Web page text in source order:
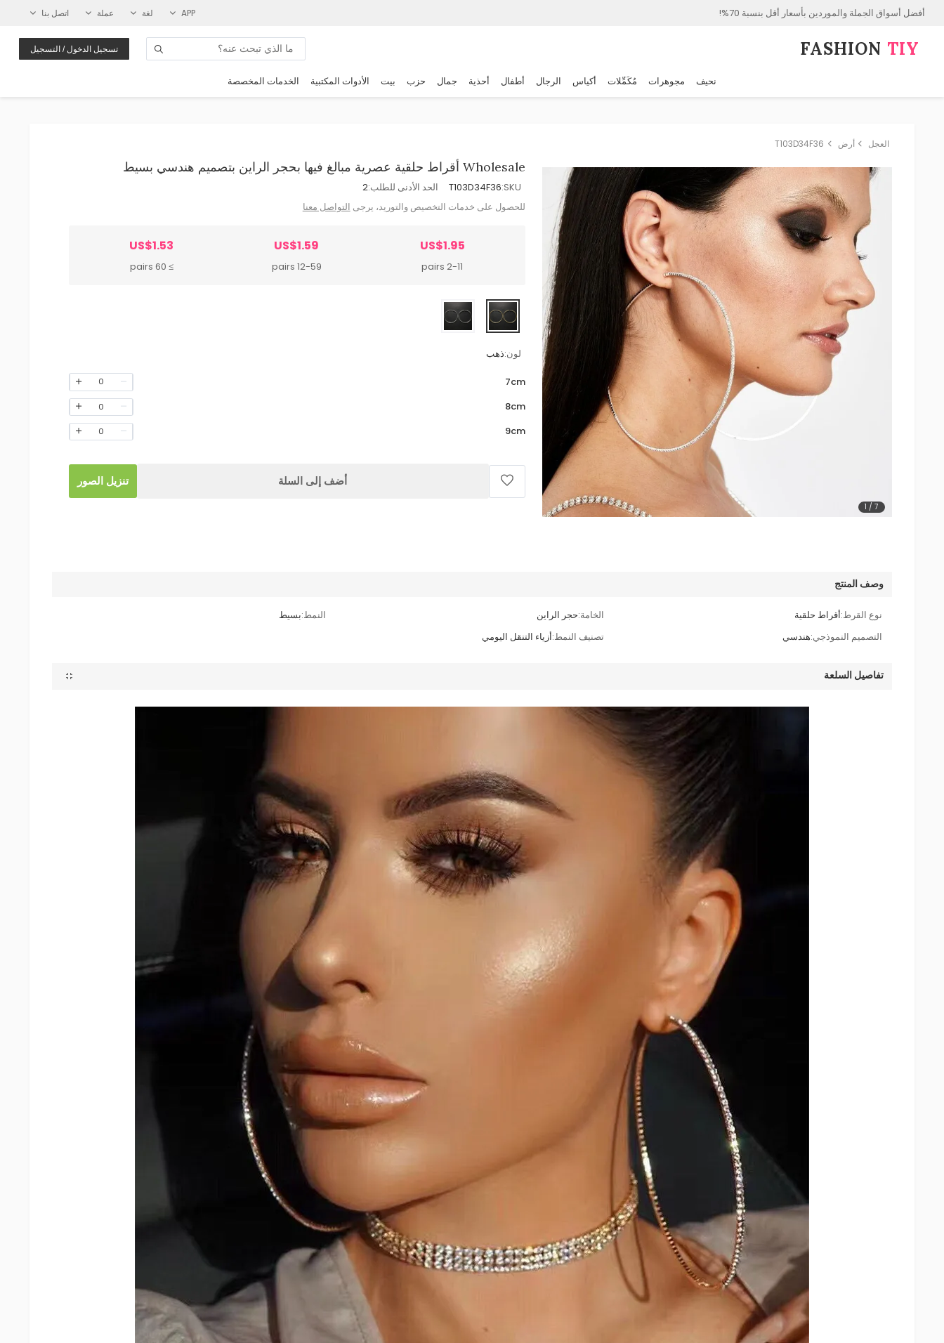
أفضل أسواق الجملة والموردين بأسعار أقل بنسبة 70%! APP لغة عملة اتصل بنا
FASHION⁠ TIY تسجيل الدخول / التسجيل
نحيف مجوهرات مُكَمِّلات أكياس الرجال أطفال أحذية جمال حزب بيت الأدوات المكتبية الخدمات المخصصة
العجل أرض T103D34F36
1 /7
Wholesale أقراط حلقية عصرية مبالغ فيها بحجر الراين بتصميم هندسي بسيط
SKU:
T103D34F36 الحد الأدنى للطلب:2
للحصول على خدمات التخصيص والتوريد، يرجى التواصل معنا
US$1.95
2-11 pairs
US$1.59
12-59 pairs
US$1.53
≥ 60 pairs
لون:ذهب
7cm
0
8cm
0
9cm
0
أضف إلى السلة تنزيل الصور
وصف المنتج
نوع القرط:أقراط حلقية الخامة:حجر الراين النمط:بسيط
التصميم النموذجي:هندسي تصنيف النمط:أزياء التنقل اليومي
تفاصيل السلعة